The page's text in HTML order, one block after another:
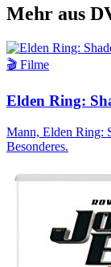
Mehr aus
🎬 Filme
Elden Ring:
Mann, Elden Ring:
Besonderes.